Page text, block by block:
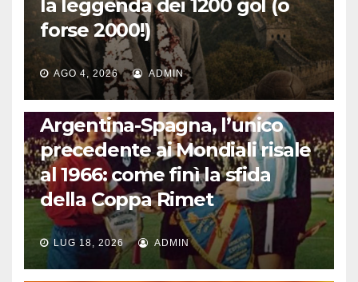
la leggenda dei 1200 gol (o
forse 2000!)
AGO 4, 2026 ADMIN
CALCIO INTERNAZIONALE
Argentina-Spagna, l’unico
precedente ai Mondiali risale
al 1966: come finì la sfida
della Coppa Rimet
LUG 18, 2026 ADMIN
FUORI DAL CAMPO: CALCIO, GOSSIP E NON SOLO